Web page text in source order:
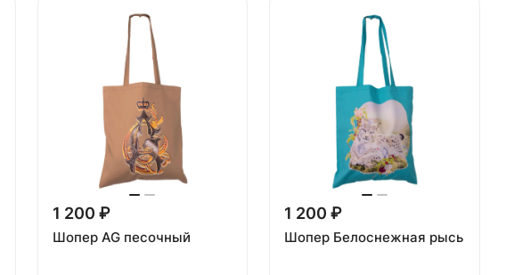
1 200 ₽
Шопер AG песочный
1 200 ₽
Шопер Белоснежная рысь